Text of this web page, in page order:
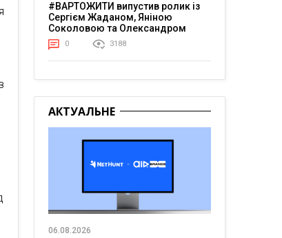
#ВАРТОЖИТИ випустив ролик із
Сергієм Жаданом, Яніною
Соколовою та Олександром
Тереном про життя в постійній
напрузі
0 3188
АКТУАЛЬНЕ
06.08.2026